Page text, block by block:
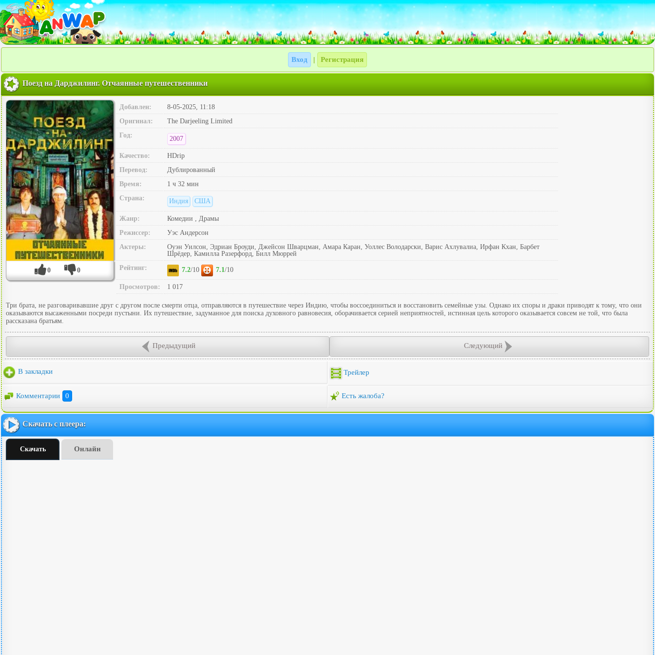
Вход Регистрация
Поезд на Дарджилинг. Отчаянные путешественники
0 0
Добавлен:
8-05-2025, 11:18
Оригинал:
The Darjeeling Limited
Год:
2007
Качество:
HDrip
Перевод:
Дублированный
Время:
1 ч 32 мин
Страна:
Индия США
Жанр:
Комедии , Драмы
Режиссер:
Уэс Андерсон
Актеры:
Оуэн Уилсон, Эдриан Броуди, Джейсон Шварцман, Амара Каран, Уоллес Володарски, Варис Ахлувалиа, Ирфан Кхан, Барбет
Шрёдер, Камилла Разерфорд, Билл Мюррей
Рейтинг:
7.2/10 7.1/10
Просмотров: 1 017
Три брата, не разговаривавшие друг с другом после смерти отца, отправляются в путешествие через Индию, чтобы воссоединиться и восстановить семейные узы. Однако их споры и драки приводят к тому, что они
оказываются высаженными посреди пустыни. Их путешествие, задуманное для поиска духовного равновесия, оборачивается серией неприятностей, истинная цель которого оказывается совсем не той, что была
рассказана братьям.
Предыдущий Следующий
В закладки Трейлер
Комментарии 0 Есть жалоба?
Скачать с плеера:
Скачать Онлайн